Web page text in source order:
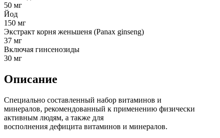
50 мг
Йод
150 мг
Экстракт корня женьшеня (Panax ginseng)
37 мг
Включая гинсенозиды
30 мг
Описание
Специально составленный набор витаминов и
минералов, рекомендованный к применению физически
активным людям, а также для
восполнения дефицита витаминов и минералов.